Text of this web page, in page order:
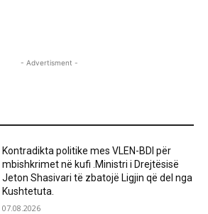
- Advertisment -
Kontradikta politike mes VLEN-BDI për
mbishkrimet në kufi .Ministri i Drejtësisë
Jeton Shasivari të zbatojë Ligjin që del nga
Kushtetuta.
07.08.2026